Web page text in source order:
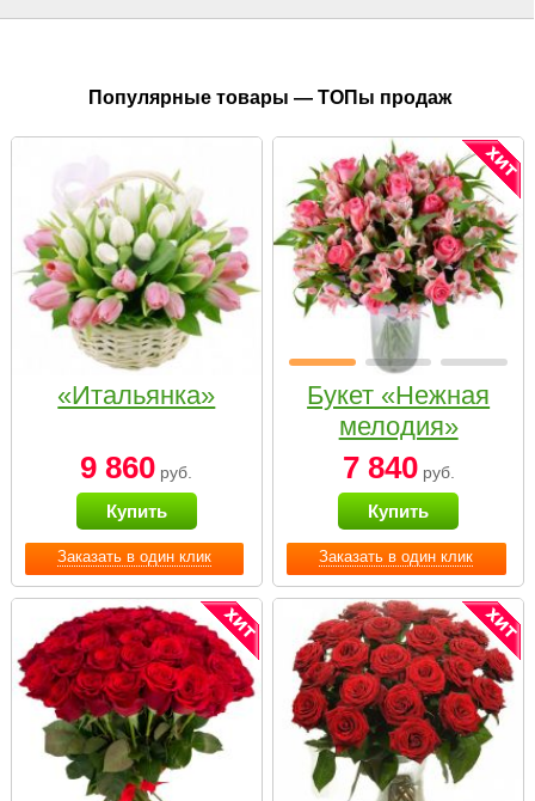
Популярные товары — ТОПы продаж
Заказать в один клик
«Итальянка»
9 860 руб.
Купить
Заказать в один клик
Букет «Нежная
мелодия»
7 840руб.
Купить